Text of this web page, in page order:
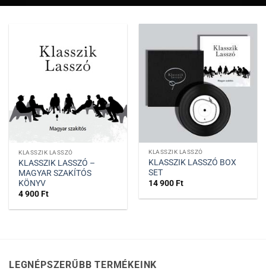
KLASSZIK LASSZÓ
KLASSZIK LASSZÓ –
MAGYAR SZAKÍTÓS
KÖNYV
4 900Ft
KLASSZIK LASSZÓ
KLASSZIK LASSZÓ BOX
SET
14 900Ft
LEGNÉPSZERŰBB TERMÉKEINK